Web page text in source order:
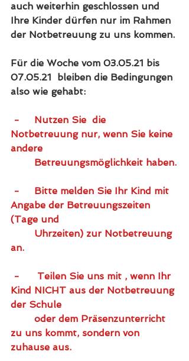
auch weiterhin geschlossen und
Ihre Kinder dürfen nur im Rahmen
der Notbetreuung zu uns kommen.
Für die Woche vom 03.05.21 bis
07.05.21  bleiben die Bedingungen
also wie gehabt:
Notbetreuung nur, wenn Sie keine
	Betreuungsmöglichkeit haben.
Angabe der Betreuungszeiten
(Tage und
an.
Kind NICHT aus der Notbetreuung
der Schule
oder dem Präsenzunterricht
zu uns kommt, sondern von
zuhause aus.